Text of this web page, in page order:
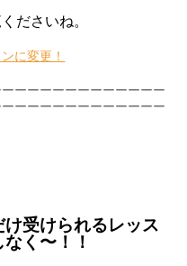
ださいね。
に変更！
ーーーーーーーーーーーー
ーーーーーーーーーーーー
受けられるレッス
く〜！！